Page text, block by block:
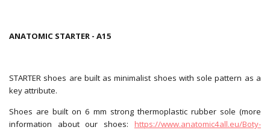
ANATOMIC STARTER - A15
STARTER shoes are built as minimalist shoes with sole pattern as a
key attribute.
Shoes are built on 6 mm strong thermoplastic rubber sole (more
information about our shoes: https://www.anatomic4all.eu/Boty-